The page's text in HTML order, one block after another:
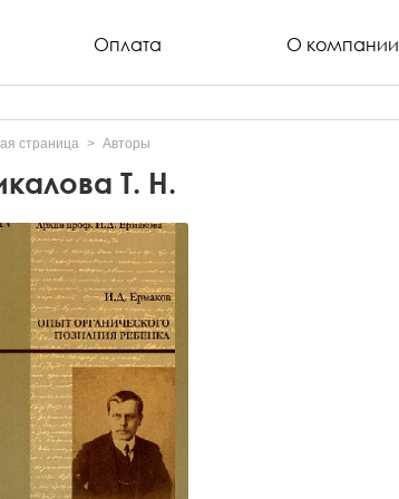
Оплата О компании
страница Авторы
Т. Н.